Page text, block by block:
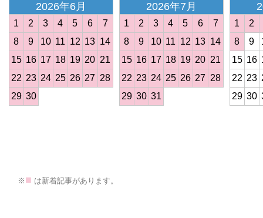
2026年6月
1 2 3 4 5 6
7
8
9 10 11 12 13 14
15 16 17 18 19 20 21
22 23 24 25 26 27 28
29 30
2026年7月
1 2 3 4 5 6
7
8
9 10 11 12 13 14
15 16 17 18 19 20 21
22 23 24 25 26 27 28
29 30 31
1
2
8
9
15 16
22 23
29 30
※ ■ は新着記事があります。